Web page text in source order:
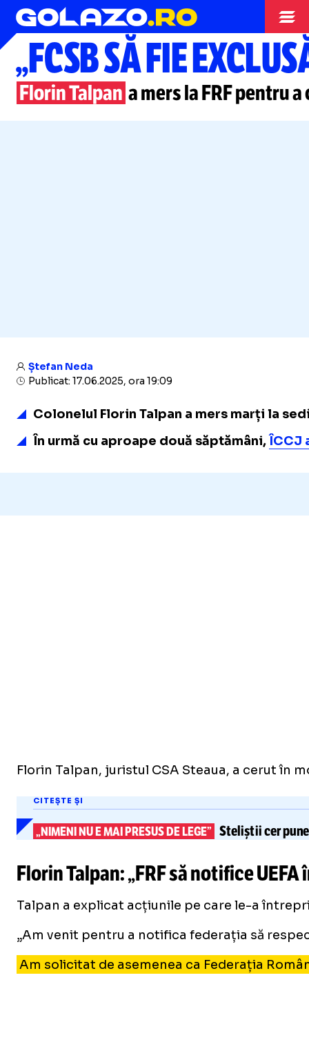
Superliga
„FCSB SĂ FIE
Florin Talpan a mers la FRF pentru
Ștefan Neda
Publicat: 17.06.2025, ora 19:09
Colonelul Florin Talpan a mers marți la
În urmă cu aproape două săptămâni, ÎCCJ
Florin Talpan, juristul CSA Steaua, a cerut în
CITEȘTE ȘI
„NIMENI NU E MAI PRESUS DE LEGE” Steliștii cer
Florin Talpan: „FRF să notifice
Talpan a explicat acțiunile pe care le-a
„Am venit pentru a notifica federația să
Am solicitat de asemenea ca Federația